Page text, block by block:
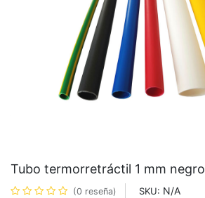
Tubo termorretráctil 1 mm negro
(0 reseña) SKU: N/A